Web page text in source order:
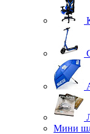
Мини